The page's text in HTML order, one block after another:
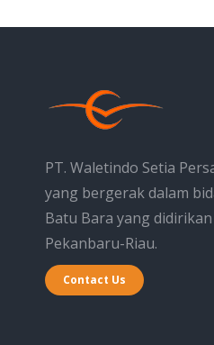
PT. Waletindo Setia
yang bergerak dalam
Batu Bara yang
Pekanbaru-Riau.
Contact Us